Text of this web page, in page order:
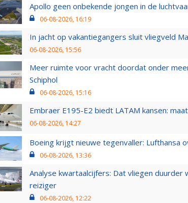
Apollo geen onbekende jongen in de
06-08-2026, 16:19
In jacht op vakantiegangers sluit vliegveld
06-08-2026, 15:56
Meer ruimte voor vracht doordat onder
Schiphol
06-08-2026, 15:16
Embraer E195-E2 biedt LATAM kansen:
06-08-2026, 14:27
Boeing krijgt nieuwe tegenvaller: Lufthansa
06-08-2026, 13:36
Analyse kwartaalcijfers: Dat vliegen
reiziger
06-08-2026, 12:22